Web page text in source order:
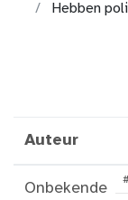
Hebben
Auteur
Onbekende